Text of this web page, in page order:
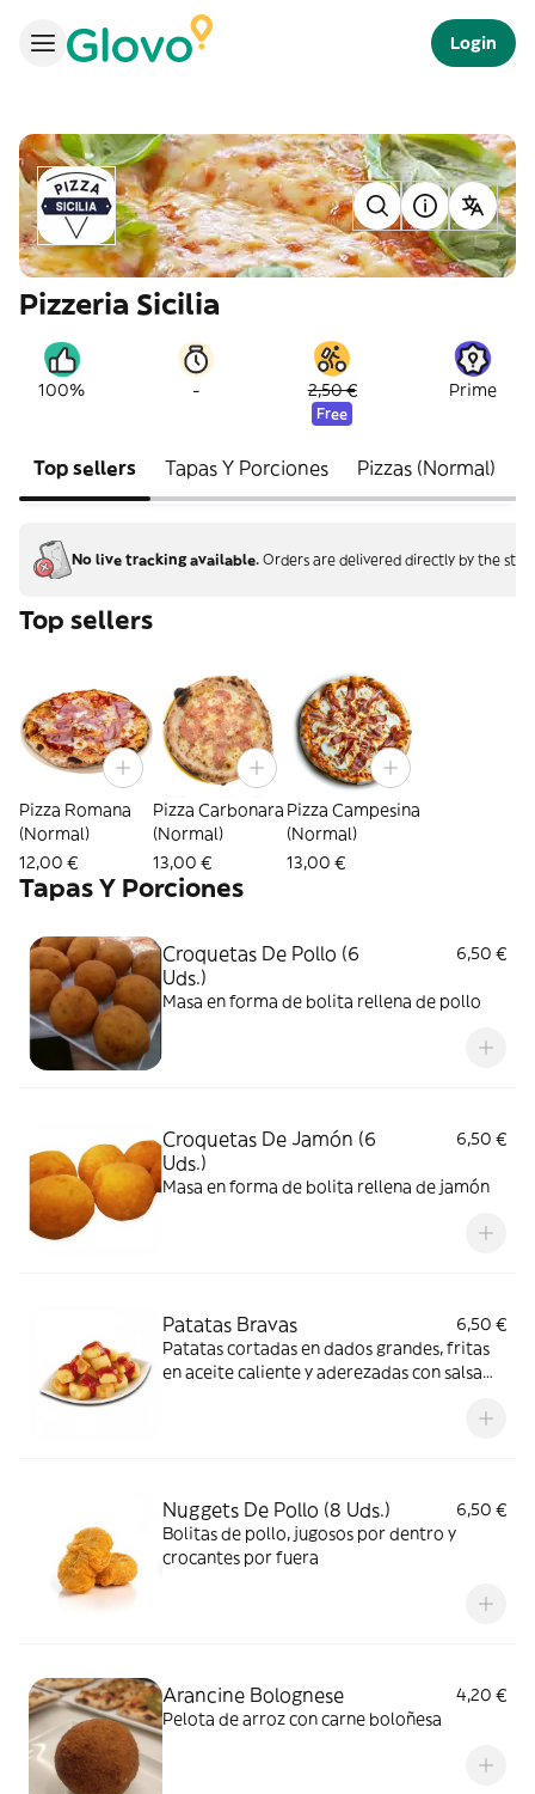
Login
Pizzeria Sicilia
100% - 2,50 €
Free
Prime
Top sellers Tapas Y Porciones Pizzas (Normal)
No live tracking available. Orders are delivered directly by the
Top sellers
Pizza Romana
(Normal)
12,00 €
Pizza Carbonara
(Normal)
13,00 €
Pizza Campesina
(Normal)
13,00 €
Tapas Y Porciones
Croquetas De Pollo (6
Uds.)
6,50 €
Masa en forma de bolita rellena de pollo
Croquetas De Jamón (6
Uds.)
6,50 €
Masa en forma de bolita rellena de jamón
Patatas Bravas
6,50 €
Patatas cortadas en dados grandes, fritas
en aceite caliente y aderezadas con salsa
Nuggets De Pollo (8 Uds.)
6,50 €
Bolitas de pollo, jugosos por dentro y
crocantes por fuera
Arancine Bolognese
4,20 €
Pelota de arroz con carne boloñesa